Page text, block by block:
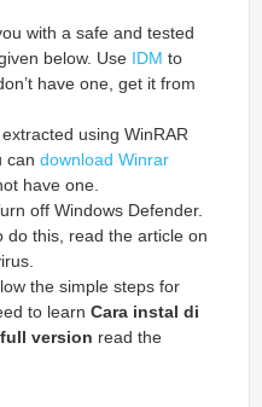
with a safe and tested
below. Use IDM to
have one, get it from
using WinRAR
can download Winrar
have one.
off Windows Defender.
do this, read the article on
the simple steps for
to learn Cara instal di
full version read the